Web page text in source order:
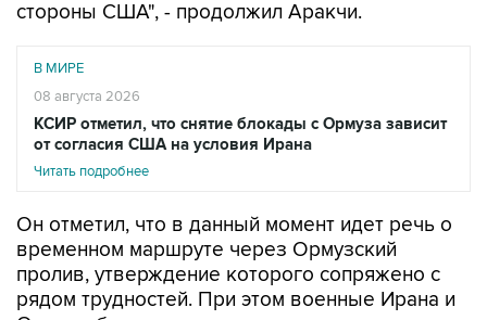
В МИРЕ
КСИР отметил, что снятие блокады с Ормуза зависит
от согласия США на условия Ирана
Читать подробнее
Он отметил, что в данный момент идет речь о
пролив, утверждение которого сопряжено с
рядом трудностей. При этом военные Ирана и
Омана обсуждают этот вопрос, по итогам
консультаций новый путь должен быть